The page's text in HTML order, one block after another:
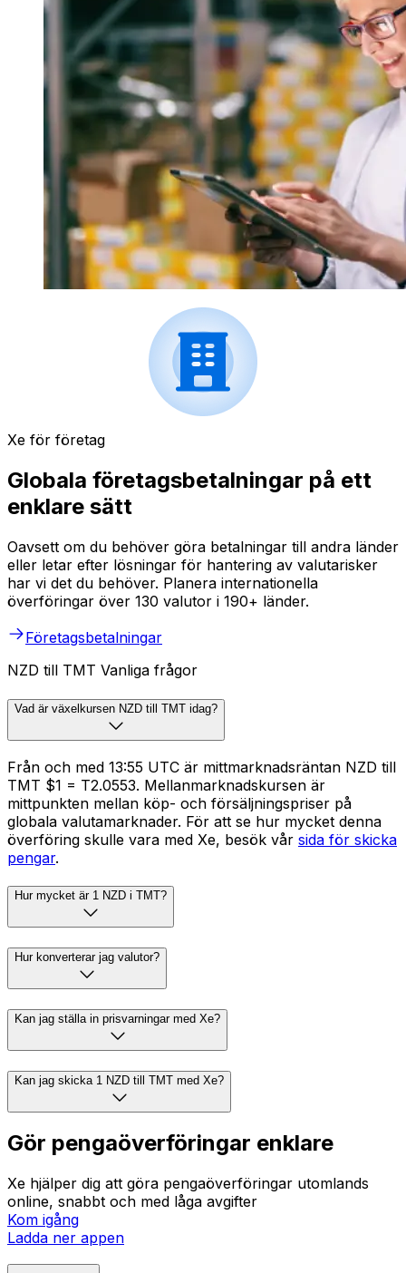
Xe för företag
Globala företagsbetalningar på ett
enklare sätt
Oavsett om du behöver göra betalningar till andra länder
eller letar efter lösningar för hantering av valutarisker
har vi det du behöver. Planera internationella
överföringar över 130 valutor i 190+ länder.
Företagsbetalningar
NZD till TMT Vanliga frågor
Vad är växelkursen NZD till TMT idag?
Från och med 13:55 UTC är mittmarknadsräntan NZD till
TMT $1 = T2.0553. Mellanmarknadskursen är
mittpunkten mellan köp- och försäljningspriser på
globala valutamarknader. För att se hur mycket denna
överföring skulle vara med Xe, besök vår sida för skicka
pengar.
Hur mycket är 1 NZD i TMT?
Hur konverterar jag valutor?
Kan jag ställa in prisvarningar med Xe?
Kan jag skicka 1 NZD till TMT med Xe?
Gör pengaöverföringar enklare
Xe hjälper dig att göra pengaöverföringar utomlands
online, snabbt och med låga avgifter
Kom igång
Ladda ner appen